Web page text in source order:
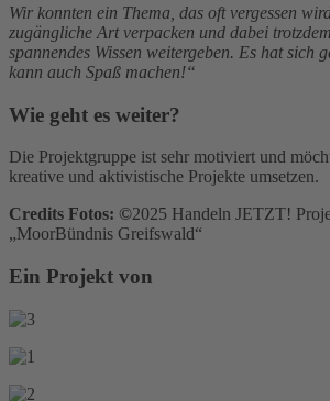
Wir konnten ein Thema, das oft vergessen
zugängliche Art verpacken und dabei
spannendes Wissen weitergeben. Es hat sich
kann auch Spaß machen!“
Wie geht es weiter?
Die Projektgruppe ist sehr motiviert und
kreative und aktivistische Projekte umsetzen.
Credits Fotos: ©2025 Handeln JETZT!
„MoorBündnis Greifswald“
Ein Projekt von